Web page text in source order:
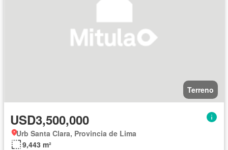
Terreno
USD3,500,000
Urb Santa Clara, Provincia de Lima
9,443 m²